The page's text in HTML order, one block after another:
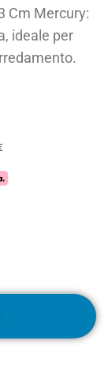
Cm Mercury:
ideale per